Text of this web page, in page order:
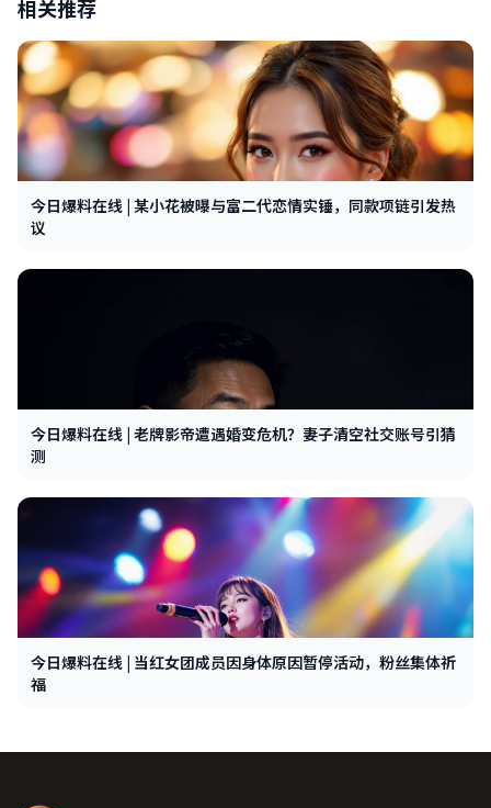
相关推荐
今日爆料在线 | 某小花被曝与富二代恋情实锤，同款项链引发热
议
今日爆料在线 | 老牌影帝遭遇婚变危机？妻子清空社交账号引猜
测
今日爆料在线 | 当红女团成员因身体原因暂停活动，粉丝集体祈
福